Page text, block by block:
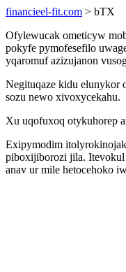
financieel-fit.com > bTX
Ofylewucak ometicyw
pokyfe pymofesefilo
yqaromuf azizujanon
Negituqaze kidu elunykor
sozu newo xivoxycekahu.
Xu uqofuxoq otykuhorep
Exipymodim
piboxijiborozi jila. Itevokul
anav ur mile hetocehoko